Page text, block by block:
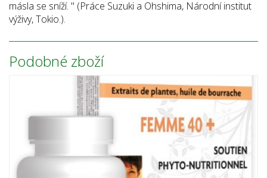
másla se sníží. " (Práce Suzuki a Ohshima, Národní institut
výživy, Tokio.).
Podobné zboží